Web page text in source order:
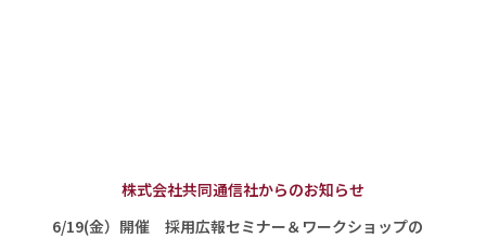
株式会社共同通信社からのお知らせ
6/19(金）開催 採用広報セミナー＆ワークショップの